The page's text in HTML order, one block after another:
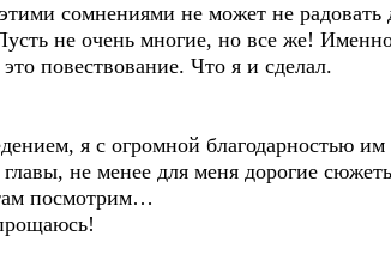
сомнениями не может не радовать
не очень многие, но все же!
повествование. Что я и сделал.
я с огромной благодарностью
не менее для меня дорогие
посмотрим…